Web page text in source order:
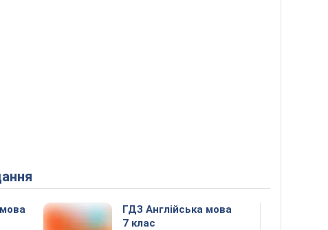
ГДЗ Англійська мова
7 клас